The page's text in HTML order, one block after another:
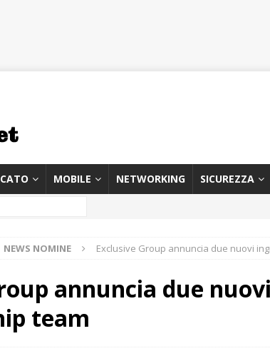
MOBILE NETWORKING SICUREZZA
NEWS NOMINE Exclusive Group annuncia due nuovi
annuncia due
team